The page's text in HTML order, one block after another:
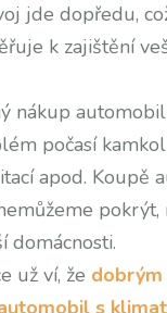
jde dopředu,
k zajištění
nákup
počasí
apod.
domácnosti.
už ví, že dobrým
s